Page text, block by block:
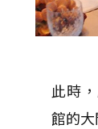
此時
館的大